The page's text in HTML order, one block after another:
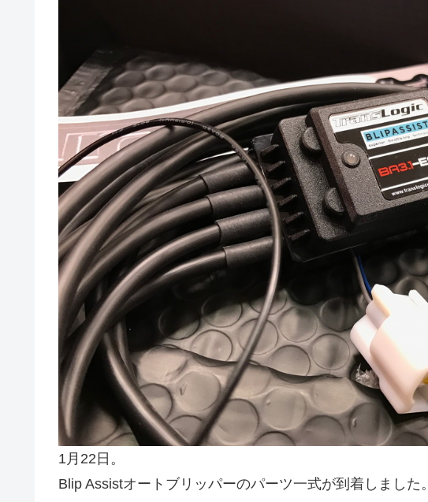
1月22日。
Blip Assistオートブリッパーのパーツ一式が到着しました。